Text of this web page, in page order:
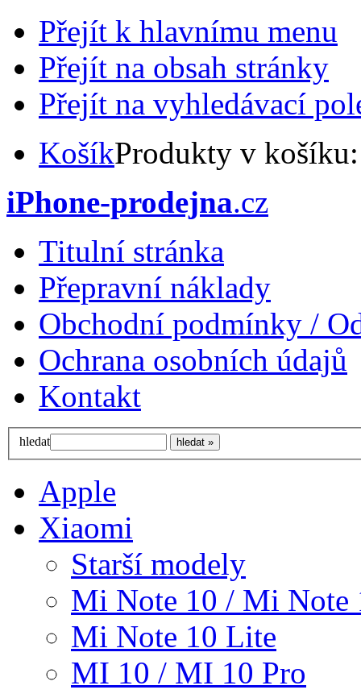
Přejít k hlavnímu menu
Přejít na obsah stránky
Přejít na vyhledávací
KošíkProdukty v
iPhone-prodejna.cz
Titulní stránka
Přepravní náklady
Obchodní podmínky /
Ochrana osobních údajů
Kontakt
hledat
Apple
Xiaomi
Starší modely
Mi Note 10 / Mi Note
Mi Note 10 Lite
MI 10 / MI 10 Pro